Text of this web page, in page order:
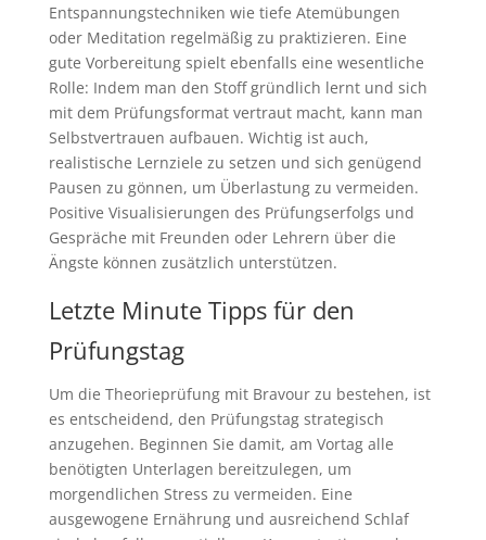
Entspannungstechniken wie tiefe Atemübungen
oder Meditation regelmäßig zu praktizieren. Eine
gute Vorbereitung spielt ebenfalls eine wesentliche
Rolle: Indem man den Stoff gründlich lernt und sich
mit dem Prüfungsformat vertraut macht, kann man
Selbstvertrauen aufbauen. Wichtig ist auch,
realistische Lernziele zu setzen und sich genügend
Pausen zu gönnen, um Überlastung zu vermeiden.
Positive Visualisierungen des Prüfungserfolgs und
Gespräche mit Freunden oder Lehrern über die
Ängste können zusätzlich unterstützen.
Letzte Minute Tipps für den
Prüfungstag
Um die Theorieprüfung mit Bravour zu bestehen, ist
es entscheidend, den Prüfungstag strategisch
anzugehen. Beginnen Sie damit, am Vortag alle
benötigten Unterlagen bereitzulegen, um
morgendlichen Stress zu vermeiden. Eine
ausgewogene Ernährung und ausreichend Schlaf